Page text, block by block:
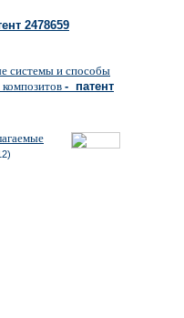
2478659
системы и способы
- патент